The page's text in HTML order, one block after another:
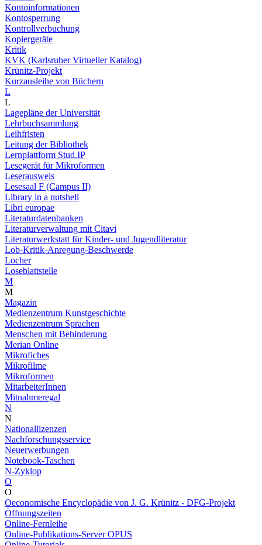
Kontoinformationen
Kontosperrung
Kontrollverbuchung
Kopiergeräte
Kritik
KVK (Karlsruher Virtueller Katalog)
Krünitz-Projekt
Kurzausleihe von Büchern
L
L
Lagepläne der Universität
Lehrbuchsammlung
Leihfristen
Leitung der Bibliothek
Lernplattform Stud.IP
Lesegerät für Mikroformen
Leserausweis
Lesesaal F (Campus II)
Library in a nutshell
Libri europae
Literaturdatenbanken
Literaturverwaltung mit Citavi
Literaturwerkstatt für Kinder- und Jugendliteratur
Lob-Kritik-Anregung-Beschwerde
Locher
Loseblattstelle
M
M
Magazin
Medienzentrum Kunstgeschichte
Medienzentrum Sprachen
Menschen mit Behinderung
Merian Online
Mikrofiches
Mikrofilme
Mikroformen
MitarbeiterInnen
Mitnahmeregal
N
N
Nationallizenzen
Nachforschungsservice
Neuerwerbungen
Notebook-Taschen
N-Zyklop
O
O
Oeconomische Encyclopädie von J. G. Krünitz - DFG-Projekt
Öffnungszeiten
Online-Fernleihe
Online-Publikations-Server OPUS